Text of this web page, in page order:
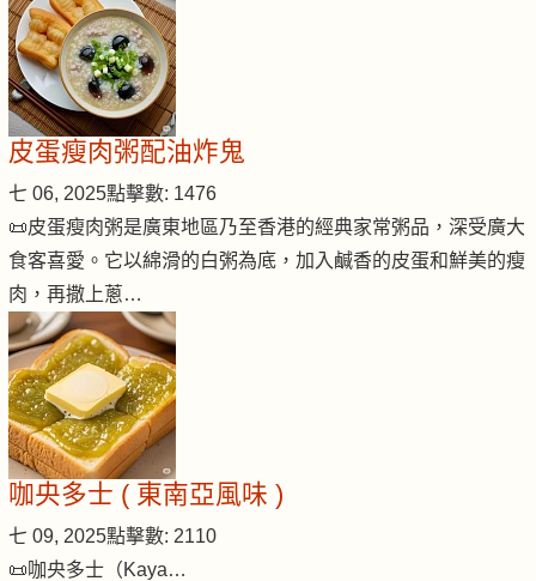
皮蛋瘦肉粥配油炸鬼
七 06, 2025點擊數: 1476
📜皮蛋瘦肉粥是廣東地區乃至香港的經典家常粥品，深受廣大
食客喜愛。它以綿滑的白粥為底，加入鹹香的皮蛋和鮮美的瘦
肉，再撒上蔥…
咖央多士 ( 東南亞風味 )
七 09, 2025點擊數: 2110
📜咖央多士（Kaya…